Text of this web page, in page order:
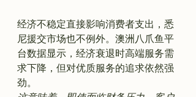
经济不稳定直接影响消费者支出，悉
尼援交市场也不例外。澳洲八爪鱼平
台数据显示，经济衰退时高端服务需
求下降，但对优质服务的追求依然强
劲。